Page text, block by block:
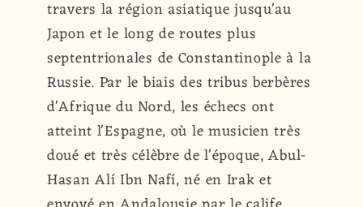
travers la région asiatique jusqu'au
Japon et le long de routes plus
septentrionales de Constantinople à la
Russie. Par le biais des tribus berbères
d'Afrique du Nord, les échecs ont
atteint l'Espagne, où le musicien très
doué et très célèbre de l'époque, Abul-
Hasan Alí Ibn Nafí, né en Irak et